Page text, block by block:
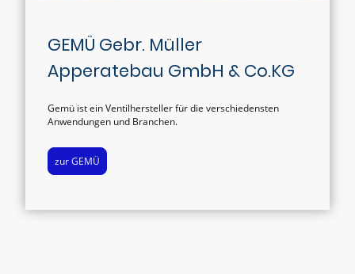
GEMÜ Gebr. Müller
Apperatebau GmbH & Co.KG
Gemü ist ein Ventilhersteller für die verschiedensten
Anwendungen und Branchen.
zur GEMÜ